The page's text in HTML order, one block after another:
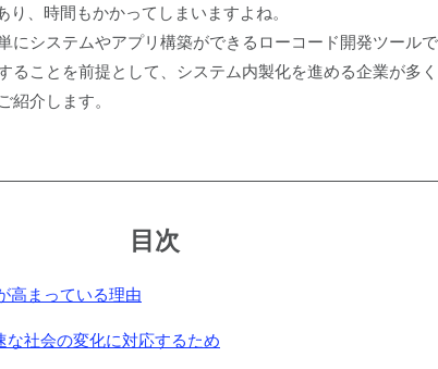
、時間もかかってしまいますよね。
システムやアプリ構築ができるローコード開発ツールで
ることを前提として、システム内製化を進める企業が多
紹介します。
目次
まっている理由
社会の変化に対応するため